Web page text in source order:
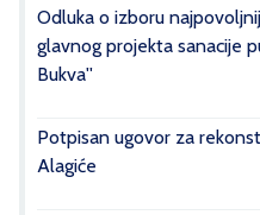
Odluka o izboru
glavnog projekta sanacije
Bukva''
Potpisan ugovor za
Alagiće